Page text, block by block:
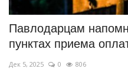
Павлодарцам
пунктах приема
Дек 5, 2025 0 806